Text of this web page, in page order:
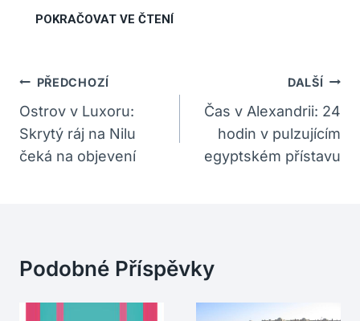
Navigace
Pro
Příspěvek
PŘEDCHOZÍ
Ostrov v Luxoru:
Skrytý ráj na Nilu
čeká na objevení
DALŠÍ
Čas v Alexandrii: 24
hodin v pulzujícím
egyptském přístavu
Podobné Příspěvky